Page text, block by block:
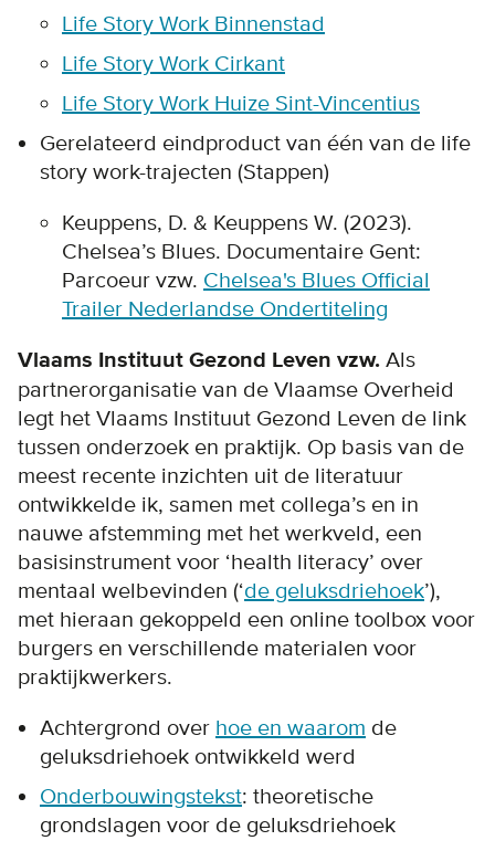
Life Story Work Binnenstad
Life Story Work Cirkant
Life Story Work Huize Sint-Vincentius
Gerelateerd eindproduct van één van de life
story work-trajecten (Stappen)
Keuppens, D. & Keuppens W. (2023).
Chelsea’s Blues. Documentaire Gent:
Parcoeur vzw. Chelsea's Blues Official
Trailer Nederlandse Ondertiteling
Vlaams Instituut Gezond Leven vzw. Als
partnerorganisatie van de Vlaamse Overheid
legt het Vlaams Instituut Gezond Leven de link
tussen onderzoek en praktijk. Op basis van de
meest recente inzichten uit de literatuur
ontwikkelde ik, samen met collega’s en in
nauwe afstemming met het werkveld, een
basisinstrument voor ‘health literacy’ over
mentaal welbevinden (‘de geluksdriehoek’),
met hieraan gekoppeld een online toolbox voor
burgers en verschillende materialen voor
praktijkwerkers.
Achtergrond over hoe en waarom de
geluksdriehoek ontwikkeld werd
Onderbouwingstekst: theoretische
grondslagen voor de geluksdriehoek